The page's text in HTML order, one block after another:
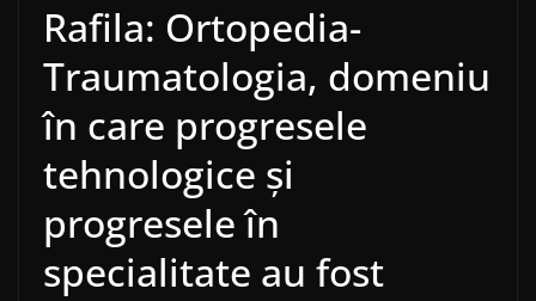
Rafila: Ortopedia-
Traumatologia, domeniu
în care progresele
tehnologice şi
progresele în
specialitate au fost